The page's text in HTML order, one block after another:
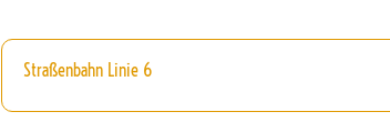
Straßenbahn Linie 6